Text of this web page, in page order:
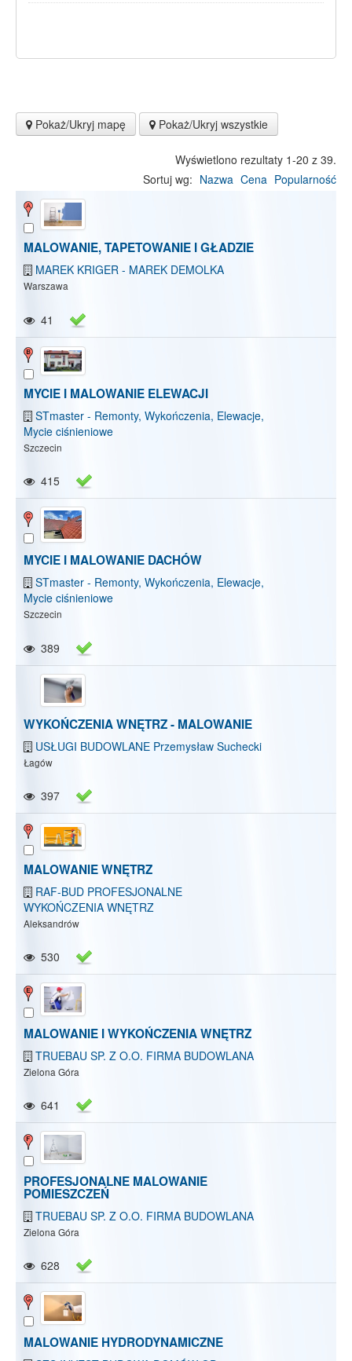
Pokaż/Ukryj mapę Pokaż/Ukryj wszystkie
Wyświetlono rezultaty 1-20 z 39.
Sortuj wg: Nazwa Cena Popularność
MALOWANIE, TAPETOWANIE I GŁADZIE
MAREK KRIGER - MAREK DEMOLKA
Warszawa
41
MYCIE I MALOWANIE ELEWACJI
STmaster - Remonty, Wykończenia, Elewacje,
Mycie ciśnieniowe
Szczecin
415
MYCIE I MALOWANIE DACHÓW
STmaster - Remonty, Wykończenia, Elewacje,
Mycie ciśnieniowe
Szczecin
389
WYKOŃCZENIA WNĘTRZ - MALOWANIE
USŁUGI BUDOWLANE Przemysław Suchecki
Łagów
397
MALOWANIE WNĘTRZ
RAF-BUD PROFESJONALNE
WYKOŃCZENIA WNĘTRZ
Aleksandrów
530
MALOWANIE I WYKOŃCZENIA WNĘTRZ
TRUEBAU SP. Z O.O. FIRMA BUDOWLANA
Zielona Góra
641
PROFESJONALNE MALOWANIE
POMIESZCZEŃ
TRUEBAU SP. Z O.O. FIRMA BUDOWLANA
Zielona Góra
628
MALOWANIE HYDRODYNAMICZNE